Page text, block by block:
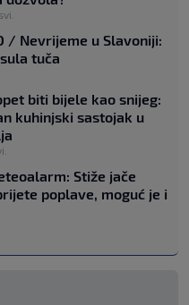
/ Nevrijeme u Slavoniji:
tuča
biti bijele kao snijeg:
kuhinjski sastojak u
Stiže jače
poplave, moguć je i